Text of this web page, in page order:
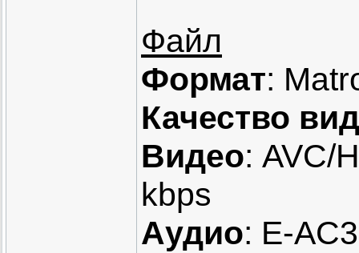
Файл
Формат:
Качество
Видео: AVC/
kbps
Аудио: E-